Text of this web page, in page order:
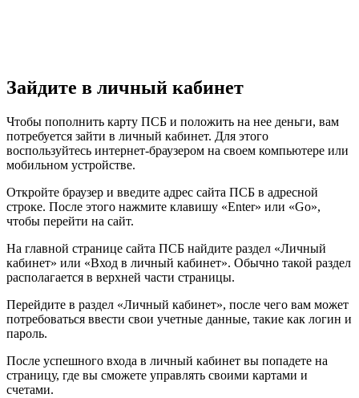
Зайдите в личный кабинет
Чтобы пополнить карту ПСБ и положить на нее деньги, вам
потребуется зайти в личный кабинет. Для этого
воспользуйтесь интернет-браузером на своем компьютере или
мобильном устройстве.
Откройте браузер и введите адрес сайта ПСБ в адресной
строке. После этого нажмите клавишу «Enter» или «Go»,
чтобы перейти на сайт.
На главной странице сайта ПСБ найдите раздел «Личный
кабинет» или «Вход в личный кабинет». Обычно такой раздел
располагается в верхней части страницы.
Перейдите в раздел «Личный кабинет», после чего вам может
потребоваться ввести свои учетные данные, такие как логин и
пароль.
После успешного входа в личный кабинет вы попадете на
страницу, где вы сможете управлять своими картами и
счетами.